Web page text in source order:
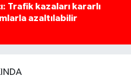
Trafik kazaları kararlı
azaltılabilir